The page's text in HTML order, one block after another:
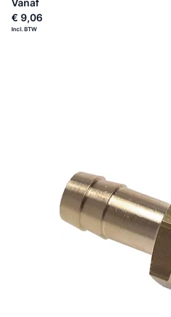
€ 9,06